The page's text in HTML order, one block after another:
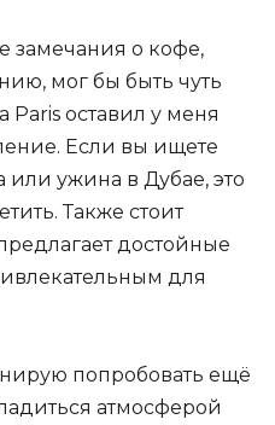
замечания о кофе,
мог бы быть чуть
оставил у меня
Если вы ищете
или ужина в Дубае, это
Также стоит
достойные
для
попробовать ещё
атмосферой